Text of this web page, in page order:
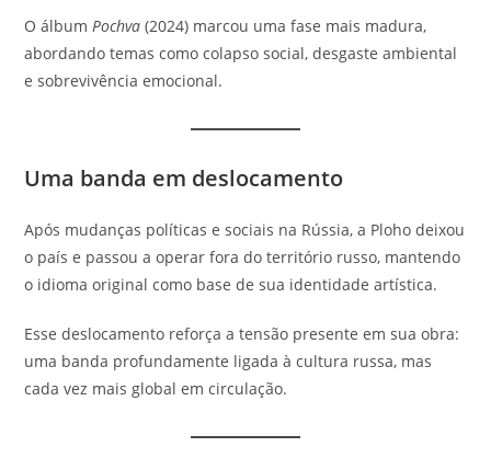
O álbum Pochva (2024) marcou uma fase mais madura,
abordando temas como colapso social, desgaste ambiental
e sobrevivência emocional.
Uma banda em deslocamento
Após mudanças políticas e sociais na Rússia, a Ploho deixou
o país e passou a operar fora do território russo, mantendo
o idioma original como base de sua identidade artística.
Esse deslocamento reforça a tensão presente em sua obra:
uma banda profundamente ligada à cultura russa, mas
cada vez mais global em circulação.